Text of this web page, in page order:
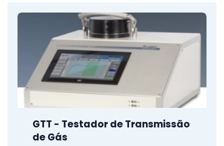
GTT - Testador de Transmissão
de Gás